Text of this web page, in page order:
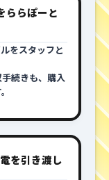
ららぽーと
をスタッフと
続きも、購入
を引き渡し